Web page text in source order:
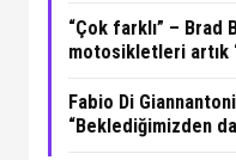
“Çok farklı” – Brad
motosikletleri artık
Fabio Di
“Beklediğimizden